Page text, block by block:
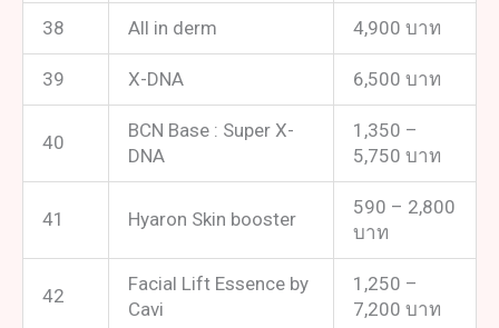
38 All in derm 4,900 บาท
39 X-DNA 6,500 บาท
40
BCN Base : Super X-
DNA
1,350 –
5,750 บาท
41 Hyaron Skin booster
590 – 2,800
บาท
42
Facial Lift Essence by
Cavi
1,250 –
7,200 บาท